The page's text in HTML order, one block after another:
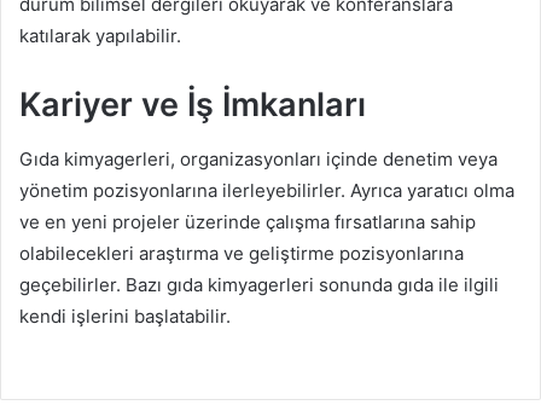
katılarak yapılabilir.
Kariyer ve İş İmkanları
Gıda kimyagerleri, organizasyonları içinde denetim veya
yönetim pozisyonlarına ilerleyebilirler. Ayrıca yaratıcı olma
ve en yeni projeler üzerinde çalışma fırsatlarına sahip
olabilecekleri araştırma ve geliştirme pozisyonlarına
geçebilirler. Bazı gıda kimyagerleri sonunda gıda ile ilgili
kendi işlerini başlatabilir.